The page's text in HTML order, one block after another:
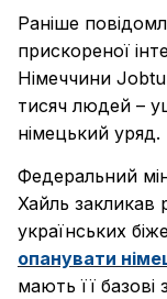
Раніше
прискореної
Німеччини
тисяч людей –
німецький уряд.
Федеральний
Хайль закликав
українських
опанувати
мають її базові